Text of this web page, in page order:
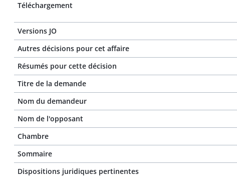
Téléchargement
Versions JO
Autres décisions pour cet affaire
Résumés pour cette décision
Titre de la demande
Nom du demandeur
Nom de l'opposant
Chambre
Sommaire
Dispositions juridiques pertinentes